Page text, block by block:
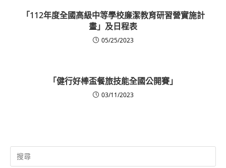
「112年度全國高級中等學校廉潔教育研習營實施計
畫」及日程表
05/25/2023
「健行好棒盃餐旅技能全國公開賽」
03/11/2023
Search
for: